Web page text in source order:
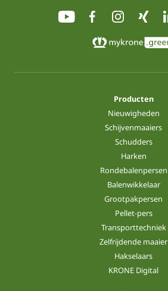
Producten
Nieuwigheden
Schijvenmaaiers
Schudders
Harken
Rondebalenpersen
Balenwikkelaar
Grootpakpersen
Pellet-pers
Transporttechniek
Zelfrijdende maaier
Hakselaars
KRONE Digital